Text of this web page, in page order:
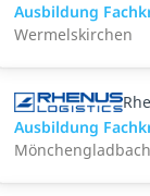
Ausbildung
Wermelskirchen
Ausbildung
Mönchengladbach